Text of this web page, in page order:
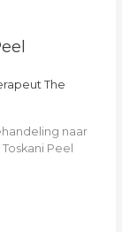
The
naar
Peel